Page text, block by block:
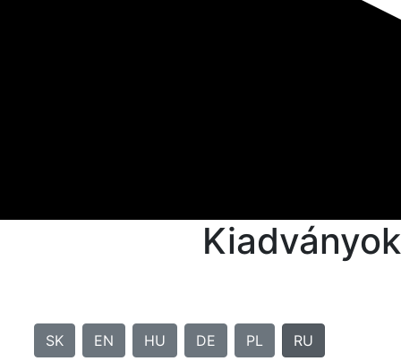
Kiadványok
SK EN HU DE PL RU